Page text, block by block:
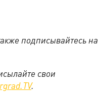
подписывайтесь на
свои
.